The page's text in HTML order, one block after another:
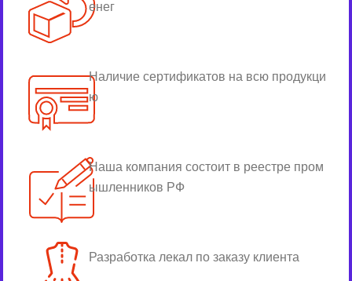
енег
Наличие сертификатов на всю продукци
ю
Наша компания состоит в реестре пром
ышленников РФ
Разработка лекал по заказу клиента